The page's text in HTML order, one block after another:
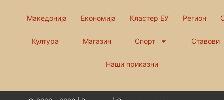
Македонија Економија Кластер ЕУ Регион
Култура Магазин Спорт Ставови
Наши приказни